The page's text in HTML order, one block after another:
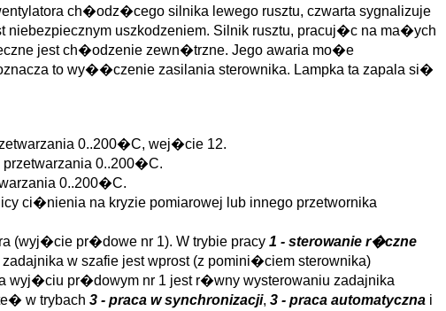
ch�odz�cego silnika lewego rusztu, czwarta sygnalizuje
uszkodzeniem. Silnik rusztu, pracuj�c na ma�ych
jest ch�odzenie zewn�trzne. Jego awaria mo�e
to wy��czenie zasilania sterownika. Lampka ta zapala si�
0..200�C, wej�cie 12.
przetwarzania 0..200�C.
0..200�C.
ci�nienia na kryzie pomiarowej lub innego przetwornika
(wyj�cie pr�dowe nr 1). W trybie pracy 1 - sterowanie r�czne
w szafie jest wprost (z pomini�ciem sterownika)
pr�dowym nr 1 jest r�wny wysterowaniu zadajnika
w trybach 3 - praca w synchronizacji, 3 - praca automatyczna i